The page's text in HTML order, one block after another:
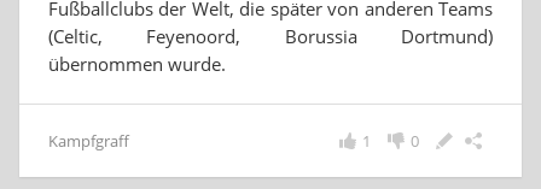
Fußballclubs der Welt, die später von anderen Teams
(Celtic, Feyenoord, Borussia Dortmund)
übernommen wurde.
Kampfgraff 0
1